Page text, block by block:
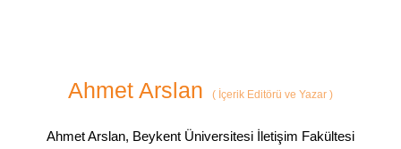
Ahmet Arslan ( İçerik Editörü ve Yazar )
Ahmet Arslan, Beykent Üniversitesi İletişim Fakültesi